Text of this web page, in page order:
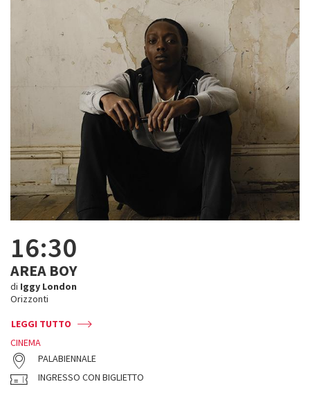
16:30
AREA BOY
di Iggy London
Orizzonti
LEGGI TUTTO
CINEMA
PALABIENNALE
INGRESSO CON BIGLIETTO